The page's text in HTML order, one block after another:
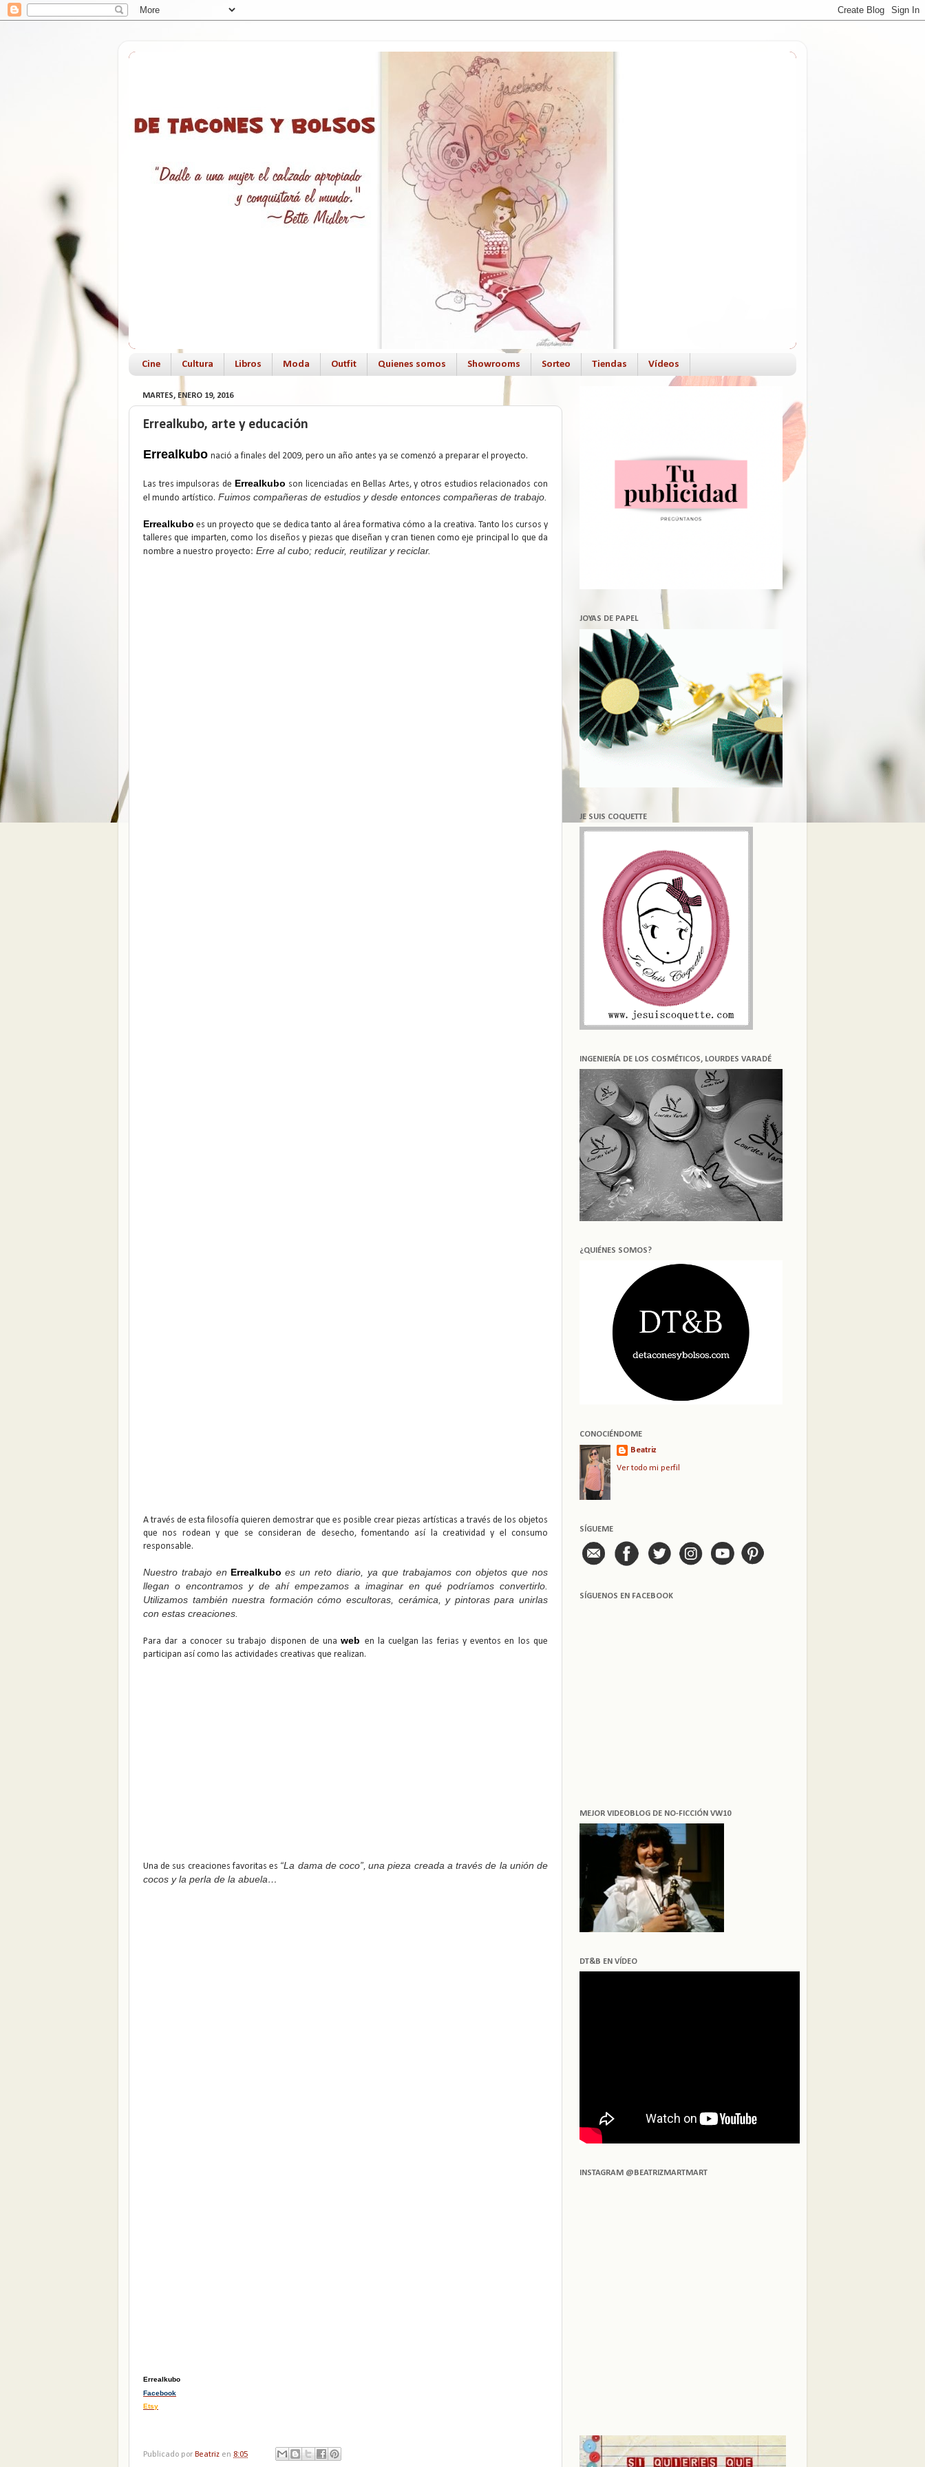
Cine Cultura Libros Moda Outfit Quienes somos Showrooms Sorteo Tiendas Vídeos
MARTES, ENERO 19, 2016
Errealkubo, arte y educación
Errealkubo nació a finales del 2009, pero un año antes ya se comenzó a preparar el proyecto.
Las tres impulsoras de Errealkubo son licenciadas en Bellas Artes, y otros estudios relacionados con
el mundo artístico. Fuimos compañeras de estudios y desde entonces compañeras de trabajo.
Errealkubo es un proyecto que se dedica tanto al área formativa cómo a la creativa. Tanto los cursos y
talleres que imparten, como los diseños y piezas que diseñan y cran tienen como eje principal lo que da
nombre a nuestro proyecto: Erre al cubo; reducir, reutilizar y reciclar.
A través de esta filosofía quieren demostrar que es posible crear piezas artísticas a través de los objetos
que nos rodean y que se consideran de desecho, fomentando así la creatividad y el consumo
responsable.
Nuestro trabajo en Errealkubo es un reto diario, ya que trabajamos con objetos que nos
llegan o encontramos y de ahí empezamos a imaginar en qué podríamos convertirlo.
Utilizamos también nuestra formación cómo escultoras, cerámica, y pintoras para unirlas
con estas creaciones.
Para dar a conocer su trabajo disponen de unaweb
en la cuelgan las ferias y eventos en los que
participan así como las actividades creativas que realizan.
Una de sus creaciones favoritas es “La dama de coco”, una pieza creada a través de la unión de
cocos y la perla de la abuela…
Errealkubo
Facebook
Etsy
Publicado por Beatriz en 8:05
JOYAS DE PAPEL
JE SUIS COQUETTE
INGENIERÍA DE LOS COSMÉTICOS, LOURDES VARADÉ
¿QUIÉNES SOMOS?
CONOCIÉNDOME
Beatriz
Ver todo mi perfil
SÍGUEME
SÍGUENOS EN FACEBOOK
MEJOR VIDEOBLOG DE NO-FICCIÓN VW10
DT&B EN VÍDEO
INSTAGRAM @BEATRIZMARTMART